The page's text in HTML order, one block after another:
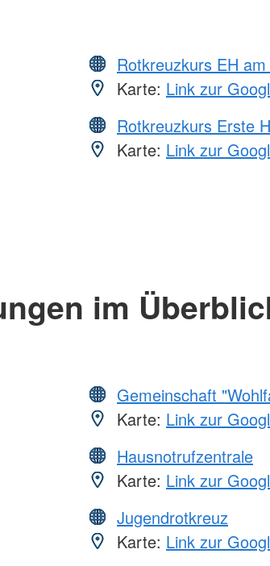
Rotkreuzkurs EH
Karte: Link zur
Rotkreuzkurs Erste
Karte: Link zur
im
Gemeinschaft
Karte: Link zur
Hausnotrufzentrale
Karte: Link zur
Jugendrotkreuz
Karte: Link zur